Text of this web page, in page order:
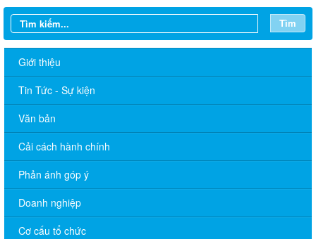
Tìm
Giới thiệu
Tin Tức - Sự kiện
Văn bản
Cải cách hành chính
Phản ánh góp ý
Doanh nghiệp
Cơ cấu tổ chức
THÔNG BÁO TRIỆU TẬP THÍ SINH THAM DỰ VÒNG 02 KỲ
TUYỂN DỤNG VIÊN CHỨC SỰ NGHIỆP GIÁO DỤC NĂM 2025